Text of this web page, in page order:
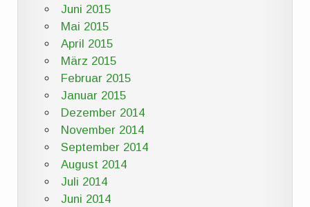
Juni 2015
Mai 2015
April 2015
März 2015
Februar 2015
Januar 2015
Dezember 2014
November 2014
September 2014
August 2014
Juli 2014
Juni 2014